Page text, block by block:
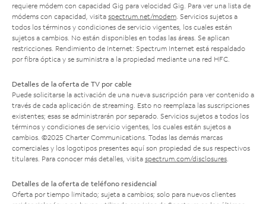
requiere módem con capacidad Gig para velocidad Gig. Para ver una lista de
módems con capacidad, visita spectrum.net/modem . Servicios sujetos a
todos los términos y condiciones de servicio vigentes, los cuales están
sujetos a cambios. No están disponibles en todas las áreas. Se aplican
restricciones. Rendimiento de Internet: Spectrum Internet está respaldado
por fibra óptica y se suministra a la propiedad mediante una red HFC.
Detalles de la oferta de TV por cable
Puede solicitarse la activación de una nueva suscripción para ver contenido a
través de cada aplicación de streaming. Esto no reemplaza las suscripciones
existentes; esas se administrarán por separado. Servicios sujetos a todos los
términos y condiciones de servicio vigentes, los cuales están sujetos a
cambios. ©2025 Charter Communications. Todas las demás marcas
comerciales y los logotipos presentes aquí son propiedad de sus respectivos
titulares. Para conocer más detalles, visita spectrum.com/disclosures
Detalles de la oferta de teléfono residencial
Oferta por tiempo limitado; sujeta a cambios; solo para nuevos clientes